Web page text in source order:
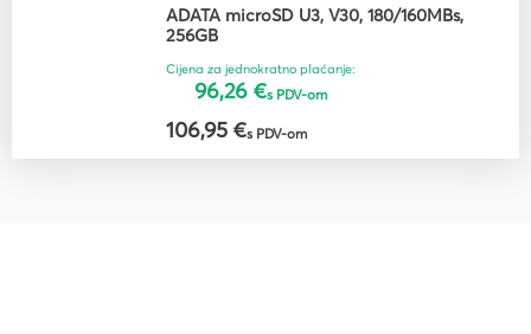
ADATA microSD U3, V30, 180/160MBs,
256GB
Cijena za jednokratno plaćanje:
96,26 €s PDV-om
106,95 €s PDV-om